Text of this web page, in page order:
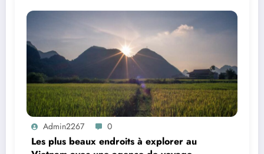
Admin2267 0
Les plus beaux endroits à explorer au